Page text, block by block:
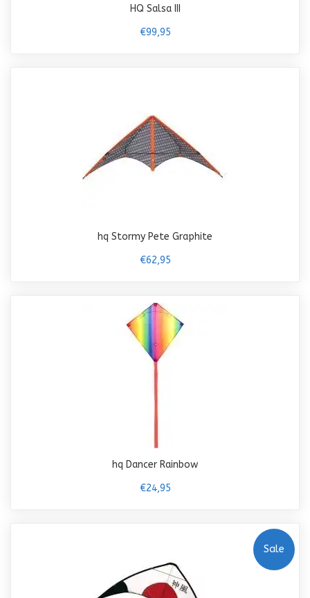
HQ Salsa III
€99,95
hq Stormy Pete Graphite
€62,95
hq Dancer Rainbow
€24,95
Sale